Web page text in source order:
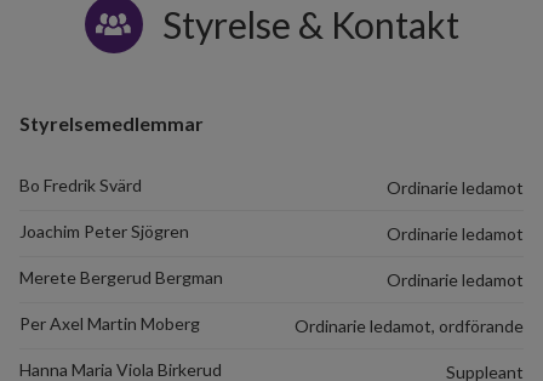
Styrelse & Kontakt
Styrelsemedlemmar
Bo Fredrik Svärd Ordinarie ledamot
Joachim Peter Sjögren Ordinarie ledamot
Merete Bergerud Bergman Ordinarie ledamot
Per Axel Martin Moberg Ordinarie ledamot, ordförande
Hanna Maria Viola Birkerud Suppleant